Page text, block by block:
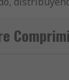
ya sea
B2B, lo
gratuito que